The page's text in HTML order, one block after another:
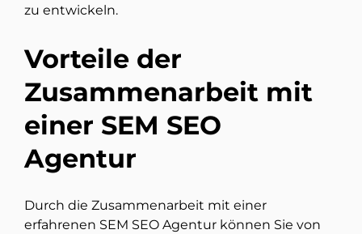
zu entwickeln.
Vorteile der
Zusammenarbeit mit
einer SEM SEO
Agentur
Durch die Zusammenarbeit mit einer
erfahrenen SEM SEO Agentur können Sie von